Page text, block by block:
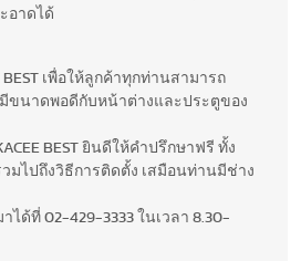
าดได้
BEST เพื่อให้ลูกค้าทุกท่านสามารถ
ขนาดพอดีกับหน้าต่างและประตูของ
BEST ยินดีให้คำปรึกษาฟรี ทั้ง
มไปถึงวิธีการติดตั้ง เสมือนท่านมีช่าง
ได้ที่ 02-429-3333 ในเวลา 8.30-